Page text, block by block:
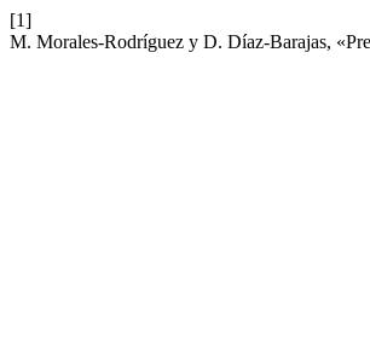
[1]
M. Morales-Rodríguez y D. Díaz-Barajas,